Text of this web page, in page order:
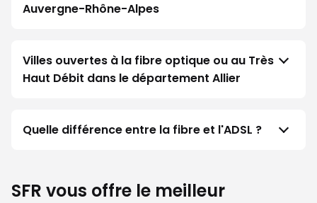
Auvergne-Rhône-Alpes
Villes ouvertes à la fibre optique ou au Très
Haut Débit dans le département Allier
Quelle différence entre la fibre et l'ADSL ?
SFR vous offre le meilleur